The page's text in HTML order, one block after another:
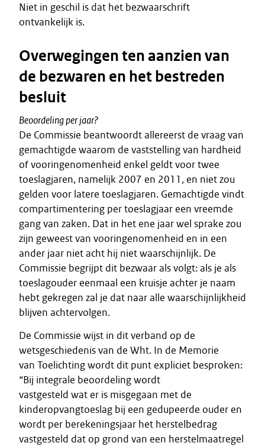
Niet in geschil is dat het bezwaarschrift
ontvankelijk is.
Overwegingen ten aanzien van
de bezwaren en het bestreden
besluit
Beoordeling per jaar?
De Commissie beantwoordt allereerst de vraag van
gemachtigde waarom de vaststelling van hardheid
of vooringenomenheid enkel geldt voor twee
toeslagjaren, namelijk 2007 en 2011, en niet zou
gelden voor latere toeslagjaren. Gemachtigde vindt
compartimentering per toeslagjaar een vreemde
gang van zaken. Dat in het ene jaar wel sprake zou
zijn geweest van vooringenomenheid en in een
ander jaar niet acht hij niet waarschijnlijk. De
Commissie begrijpt dit bezwaar als volgt: als je als
toeslagouder eenmaal een kruisje achter je naam
hebt gekregen zal je dat naar alle waarschijnlijkheid
blijven achtervolgen.
De Commissie wijst in dit verband op de
wetsgeschiedenis van de Wht. In de Memorie
van Toelichting wordt dit punt expliciet besproken:
“Bij integrale beoordeling wordt
vastgesteld wat er is misgegaan met de
kinderopvangtoeslag bij een gedupeerde ouder en
wordt per berekeningsjaar het herstelbedrag
vastgesteld dat op grond van een herstelmaatregel